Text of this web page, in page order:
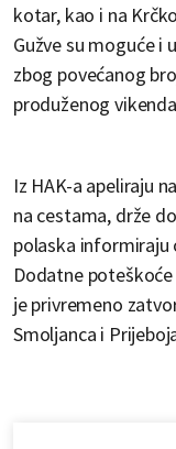
kotar, kao i na
Gužve su moguće
zbog povećanog
produženog
Iz HAK-a apeliraju
na cestama, drže
polaska
Dodatne
je privremeno
Smoljanca i